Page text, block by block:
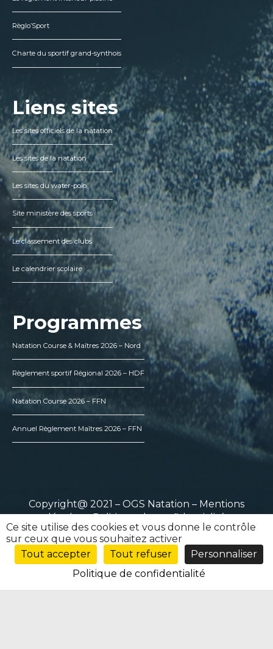
Règlo’Sport
Charte du sportif grand-synthois
Liens sites
Les sites officiels de la natation
Les sites de la natation
Les sites du water-polo
Site ministère des sports
Le classement des clubs
Le calendrier scolaire
Programmes
Natation Course & Maîtres 2026 – Nord
Règlement sportif Régional 2026 – HDF
Natation Course 2026 – FFN
Annuel Règlement Maîtres 2026 – FFN
Copyright@ 2021 – OGS Natation – Mentions
légales–Politique de confidentialité
Ce site utilise des cookies et vous donne le contrôle
sur ceux que vous souhaitez activer
Tout accepter
Tout refuser
Personnaliser
Politique de confidentialité